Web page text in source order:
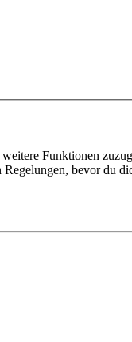
Funktionen
bevor du